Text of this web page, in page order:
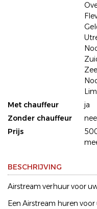
Met chauffeur
ja
Zonder chauffeur
Prijs
BESCHRIJVING
Airstream verhuur voor
Een Airstream huren